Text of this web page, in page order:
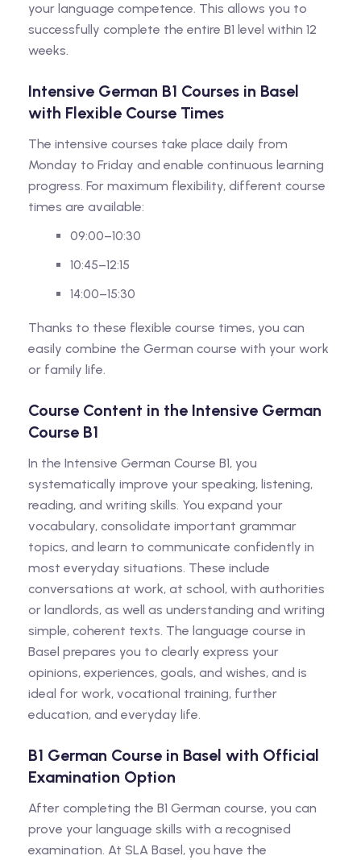
your language competence. This allows you to
successfully complete the entire B1 level within 12
weeks.
Intensive German B1 Courses in Basel
with Flexible Course Times
The intensive courses take place daily from
Monday to Friday and enable continuous learning
progress. For maximum flexibility, different course
times are available:
09:00–10:30
10:45–12:15
14:00–15:30
Thanks to these flexible course times, you can
easily combine the German course with your work
or family life.
Course Content in the Intensive German
Course B1
In the Intensive German Course B1, you
systematically improve your speaking, listening,
reading, and writing skills. You expand your
vocabulary, consolidate important grammar
topics, and learn to communicate confidently in
most everyday situations. These include
conversations at work, at school, with authorities
or landlords, as well as understanding and writing
simple, coherent texts. The language course in
Basel prepares you to clearly express your
opinions, experiences, goals, and wishes, and is
ideal for work, vocational training, further
education, and everyday life.
B1 German Course in Basel with Official
Examination Option
After completing the B1 German course, you can
prove your language skills with a recognised
examination. At SLA Basel, you have the